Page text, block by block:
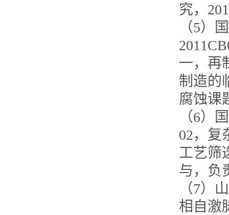
究，
（5）
一，再
制造的
腐蚀课
（6）
02，复
工艺筛
与，负
（7）
相自激